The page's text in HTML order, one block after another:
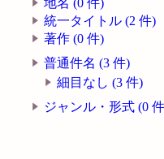
地名 (0 件)
統一タイトル (2 件)
著作 (0 件)
普通件名 (3 件)
細目なし (3 件)
ジャンル・形式 (0